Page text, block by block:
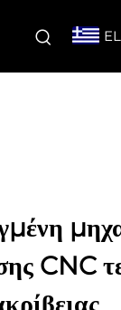
EL
CNC